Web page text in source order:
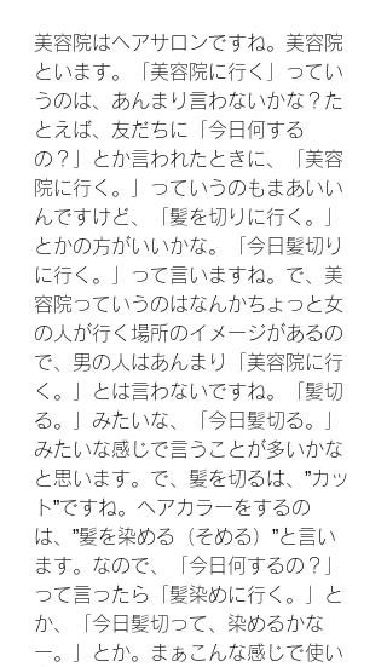
美容院はヘアサロンですね。美容院
といます。「美容院に行く」ってい
うのは、あんまり言わないかな？た
とえば、友だちに「今日何する
の？」とか言われたときに、「美容
院に行く。」っていうのもまあいい
んですけど、「髪を切りに行く。」
とかの方がいいかな。「今日髪切り
に行く。」って言いますね。で、美
容院っていうのはなんかちょっと女
の人が行く場所のイメージがあるの
で、男の人はあんまり「美容院に行
く。」とは言わないですね。「髪切
る。」みたいな、「今日髪切る。」
みたいな感じで言うことが多いかな
と思います。で、髪を切るは、”カッ
ト”ですね。ヘアカラーをするの
は、”髪を染める（そめる）”と言い
ます。なので、「今日何するの？」
って言ったら「髪染めに行く。」と
か、「今日髪切って、染めるかな
ー。」とか。まぁこんな感じで使い